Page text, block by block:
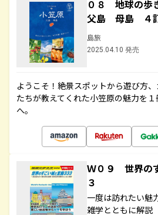
０８ 地球の
父島 母島 ４
島旅
2025.04.10 発売
ようこそ！絶景スポットから遊び方
たちが教えてくれた小笠原の魅力を
へ。
Ｗ０９ 世界の
３
一度は訪れたい魅
雑学とともに解説